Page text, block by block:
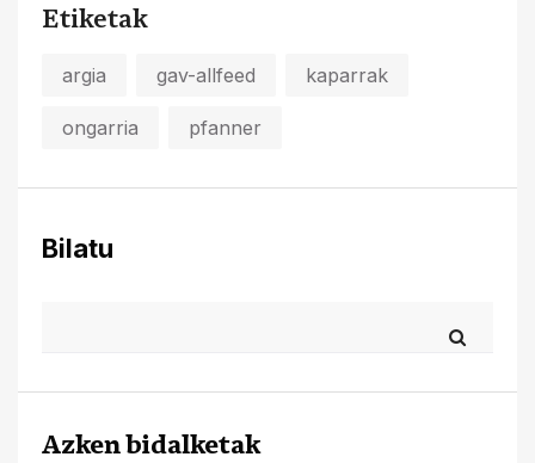
Etiketak
argia gav-allfeed kaparrak
ongarria pfanner
Bilatu
Azken bidalketak